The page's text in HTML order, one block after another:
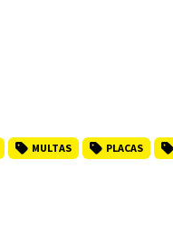
MULTAS PLACAS